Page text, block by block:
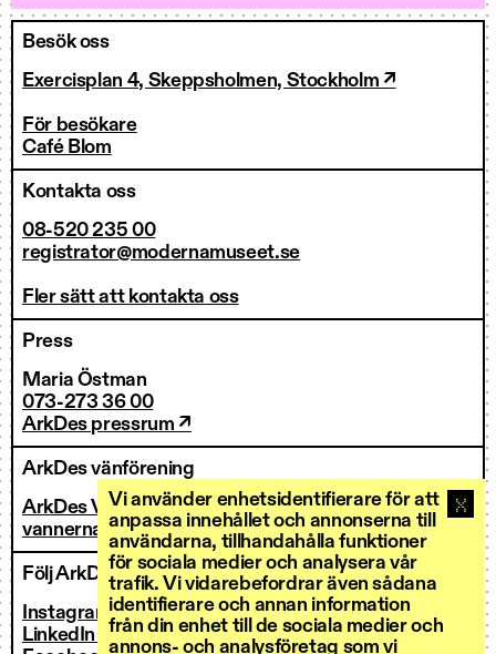
Vi använder enhetsidentifierare för att
anpassa innehållet och annonserna till
användarna, tillhandahålla funktioner
för sociala medier och analysera vår
trafik. Vi vidarebefordrar även sådana
identifierare och annan information
från din enhet till de sociala medier och
annons- och analysföretag som vi
Besök oss
Exercisplan 4, Skeppsholmen, Stockholm ↗
För besökare
Café Blom
Kontakta oss
08-520 235 00
registrator@modernamuseet.se
Fler sätt att kontakta oss
Press
Maria Östman
073-273 36 00
ArkDes pressrum ↗
ArkDes vänförening
ArkDes Vänner
vannerna@arkdes.se
Följ ArkDes
Instagram ↗
LinkedIn ↗